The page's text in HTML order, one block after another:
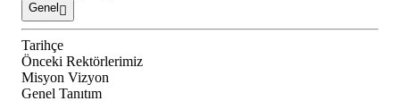
Genel
Tarihçe
Önceki Rektörlerimiz
Misyon Vizyon
Genel Tanıtım